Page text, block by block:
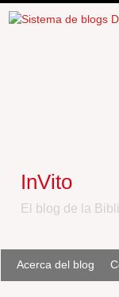
InVito
El blog de la
Acerca del blog